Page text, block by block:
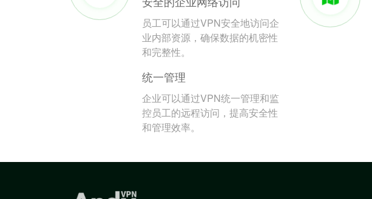
员工可以通过VPN安全地访问企
业内部资源，确保数据的机密性
和完整性。
统一管理
企业可以通过VPN统一管理和监
控员工的远程访问，提高安全性
和管理效率。